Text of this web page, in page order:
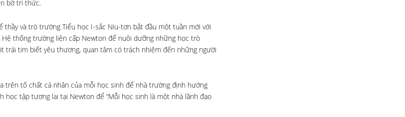
bờ tri thức.
và trò trường Tiểu học I-sắc Niu-tơn bắt đầu một tuần mới với
thống trường liên cấp Newton để nuôi dưỡng những học trò
trái tim biết yêu thương, quan tâm có trách nhiệm đến những người
trên tố chất cá nhân của mỗi học sinh để nhà trường định hướng
tập tương lai tại Newton để “Mỗi học sinh là một nhà lãnh đạo